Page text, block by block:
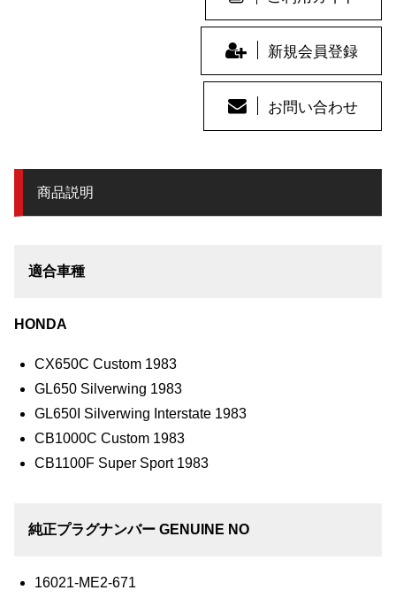
新規会員登録
お問い合わせ
商品説明
適合車種
HONDA
CX650C Custom 1983
GL650 Silverwing 1983
GL650I Silverwing Interstate 1983
CB1000C Custom 1983
CB1100F Super Sport 1983
純正プラグナンバー GENUINE NO
16021-ME2-671